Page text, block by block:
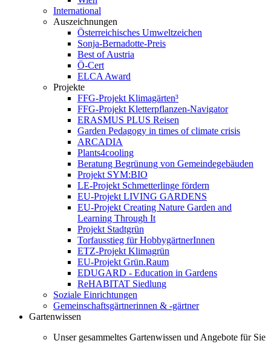
International
Auszeichnungen
Österreichisches Umweltzeichen
Sonja-Bernadotte-Preis
Best of Austria
Ö-Cert
ELCA Award
Projekte
FFG-Projekt Klimagärten³
FFG-Projekt Kletterpflanzen-Navigator
ERASMUS PLUS Reisen
Garden Pedagogy in times of climate crisis
ARCADIA
Plants4cooling
Beratung Begrünung von Gemeindegebäuden
Projekt SYM:BIO
LE-Projekt Schmetterlinge fördern
EU-Projekt LIVING GARDENS
EU-Projekt Creating Nature Garden and
Learning Through It
Projekt Stadtgrün
Torfausstieg für HobbygärtnerInnen
ETZ-Projekt Klimagrün
EU-Projekt Grün.Raum
EDUGARD - Education in Gardens
ReHABITAT Siedlung
Soziale Einrichtungen
Gemeinschaftsgärtnerinnen & -gärtner
Gartenwissen
Unser gesammeltes Gartenwissen und Angebote für Sie